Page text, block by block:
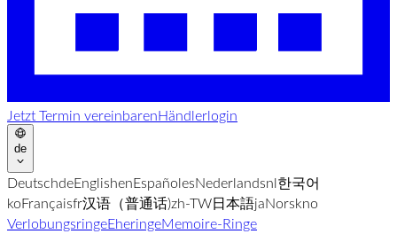
Jetzt Termin vereinbarenHändlerlogin
de
DeutschdeEnglishenEspañolesNederlandsnl한국어
koFrançaisfr汉语（普通话)zh-TW日本語jaNorskno
VerlobungsringeEheringeMemoire-Ringe